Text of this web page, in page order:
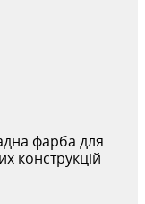
фарба для
конструкцій